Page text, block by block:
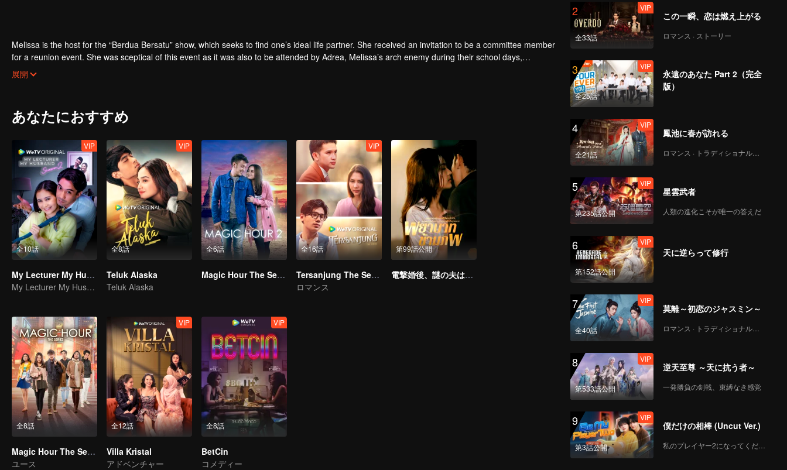
Melissa is the host for the “Berdua Bersatu” show, which seeks to find one’s ideal life partner. She received an invitation to be a committee member
for a reunion event. She was sceptical of this event as it was also to be attended by Adrea, Melissa’s arch enemy during their school days,
Nonetheless, she decided to make peace with Adrea, hoping it would ease their committee related duties. Wary of Melissa’s single status and the
ridicule she might be subjected to, her friends (Shad and Iqy) took a bold step in finding a partner for Melissa. A coincidental meeting between
books. Adrea took it upon herself to shame Melissa by claiming that Melissa had engaged a paid service for a boyfriend. Melissa has to decide
展開
あなたにおすすめ
全10話
VIP
My Lecturer My Husband
My Lecturer My Husband
全8話
VIP
Teluk Alaska
Teluk Alaska
全6話
Magic Hour The Series S2
全16話
VIP
Tersanjung The Series
ロマンス
第99話公開
電撃婚後、謎の夫は実は上司だった（タイ語版）
全8話
Magic Hour The Series
ユース
全12話
VIP
Villa Kristal
アドベンチャー
全8話
VIP
BetCin
コメディー
2
全33話
VIP
この一瞬、恋は燃え上がる
ロマンス · ストーリー
3
全25話
VIP
永遠のあなた Part 2（完全
版）
4
全21話
VIP
鳳池に春が訪れる
ロマンス · トラディショナル・コスチューム
5
第235話公開
VIP
星雲武者
人類の進化こそが唯一の答えだ
6
第152話公開
VIP
天に逆らって修行
7
全40話
VIP
莫離～初恋のジャスミン～
ロマンス · トラディショナル・コスチューム
8
第533話公開
VIP
逆天至尊 ～天に抗う者～
一発勝負の剣戟、束縛なき感覚
9
第3話公開
VIP
僕だけの相棒 (Uncut Ver.)
私のプレイヤー2になってください